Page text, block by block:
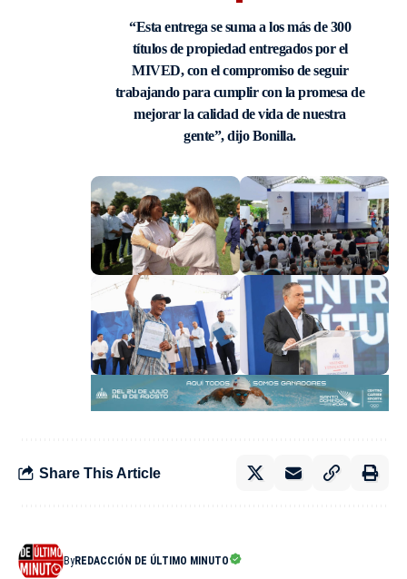
“Esta entrega se suma a los más de 300
títulos de propiedad entregados por el
MIVED, con el compromiso de seguir
trabajando para cumplir con la promesa de
mejorar la calidad de vida de nuestra
gente”, dijo Bonilla.
Share This Article
ByREDACCIÓN DE ÚLTIMO MINUTO